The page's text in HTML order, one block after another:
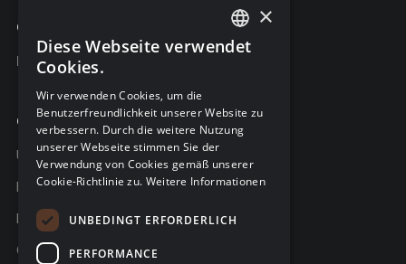
C-Risk-Education
Kursangebot
Company
Über C-Risk
Karriere
Partner
C-Risk in den Medien
ENGLISH
GERMAN
×
Diese Webseite verwendet
Cookies.
Wir verwenden Cookies, um die
Benutzerfreundlichkeit unserer Website zu
verbessern. Durch die weitere Nutzung
unserer Webseite stimmen Sie der
Verwendung von Cookies gemäß unserer
Cookie-Richtlinie zu. Weitere Informationen
UNBEDINGT ERFORDERLICH
PERFORMANCE